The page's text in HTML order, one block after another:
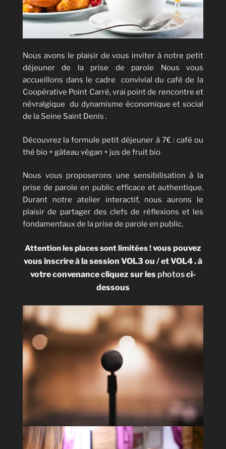
Nous avons le plaisir de vous inviter à notre petit
déjeuner de la prise de parole Nous vous
accueillons dans le cadre convivial du café de la
Coopérative Point Carré, vrai point de rencontre et
névralgique du dynamisme économique et social
de la Seine Saint Denis .
Découvrez la formule petit déjeuner à 7€ : café ou
thé bio + gâteau végan + jus de fruit bio
Nous vous proposerons une sensibilisation à la
prise de parole en public efficace et authentique.
Durant notre atelier interactif, nous aurons le
plaisir de partager des clefs de réflexions et les
fondamentaux de la prise de parole en public.
Attention les places sont limitées !vous pouvez
vous inscrire à la session VOL3 ou / et VOL4 . à
votre convenance cliquez sur les photosci-
dessous